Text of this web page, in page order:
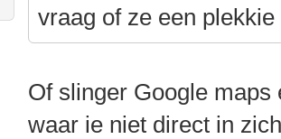
vraag of ze een
Of slinger Google
waar ie niet direct in